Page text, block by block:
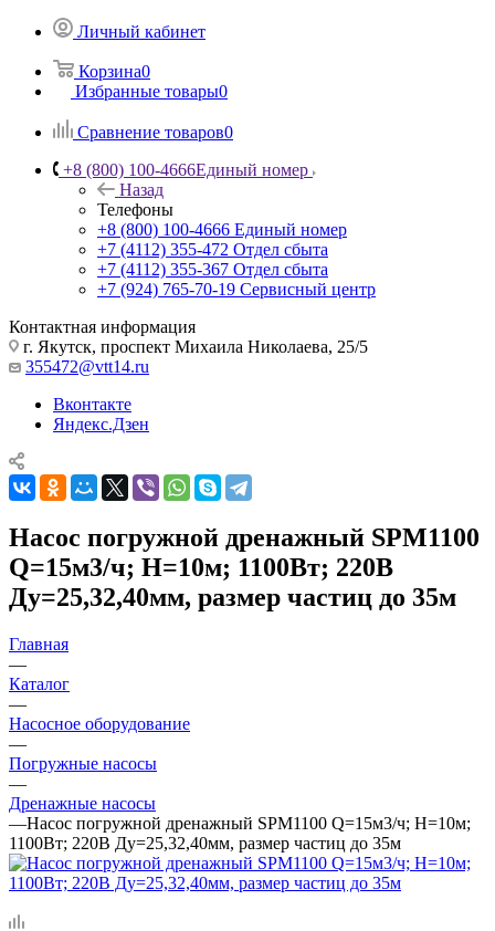
Личный кабинет
Корзина0
Избранные товары0
Сравнение товаров0
+8 (800) 100-4666Единый номер
Назад
Телефоны
+8 (800) 100-4666 Единый номер
+7 (4112) 355-472 Отдел сбыта
+7 (4112) 355-367 Отдел сбыта
+7 (924) 765-70-19 Сервисный центр
Контактная информация
г. Якутск, проспект Михаила Николаева, 25/5
355472@vtt14.ru
Вконтакте
Яндекс.Дзен
Насос погружной дренажный SPM1100
Q=15м3/ч; Н=10м; 1100Вт; 220В
Ду=25,32,40мм, размер частиц до 35м
Главная
—
Каталог
—
Насосное оборудование
—
Погружные насосы
—
Дренажные насосы
—Насос погружной дренажный SPM1100 Q=15м3/ч; Н=10м;
1100Вт; 220В Ду=25,32,40мм, размер частиц до 35м